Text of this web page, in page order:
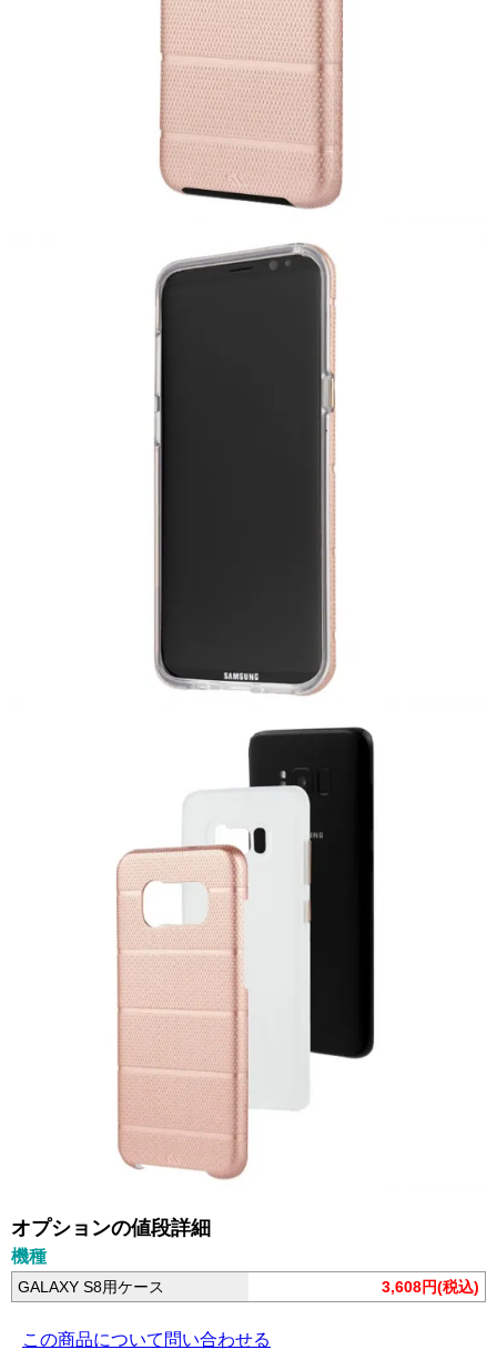
オプションの値段詳細
機種
GALAXY S8用ケース 3,608円(税込)
この商品について問い合わせる